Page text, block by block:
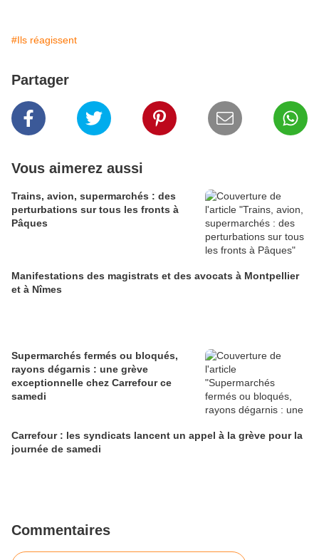
#Ils réagissent
Partager
Vous aimerez aussi
Trains, avion, supermarchés : des
perturbations sur tous les fronts à
Pâques
Manifestations des magistrats et des avocats à Montpellier
et à Nîmes
Supermarchés fermés ou bloqués,
rayons dégarnis : une grève
exceptionnelle chez Carrefour ce
samedi
Carrefour : les syndicats lancent un appel à la grève pour la
journée de samedi
Commentaires